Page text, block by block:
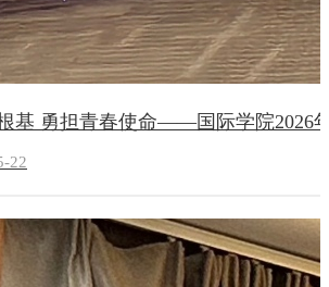
基 勇担青春使命——国际学院2026
22